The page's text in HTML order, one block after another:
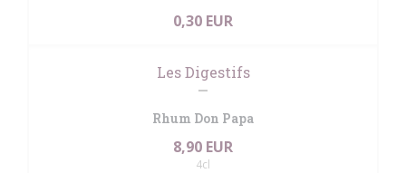
0,30 EUR
Les Digestifs
Rhum Don Papa
8,90 EUR
4cl